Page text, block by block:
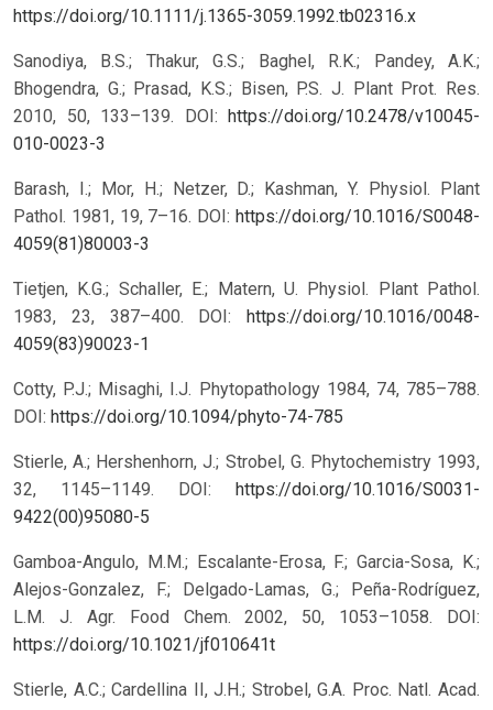
https://doi.org/10.1111/j.1365-3059.1992.tb02316.x
Sanodiya, B.S.; Thakur, G.S.; Baghel, R.K.; Pandey, A.K.;
Bhogendra, G.; Prasad, K.S.; Bisen, P.S. J. Plant Prot. Res.
2010, 50, 133–139. DOI: https://doi.org/10.2478/v10045-
010-0023-3
Barash, I.; Mor, H.; Netzer, D.; Kashman, Y. Physiol. Plant
Pathol. 1981, 19, 7–16. DOI: https://doi.org/10.1016/S0048-
4059(81)80003-3
Tietjen, K.G.; Schaller, E.; Matern, U. Physiol. Plant Pathol.
1983, 23, 387–400. DOI: https://doi.org/10.1016/0048-
4059(83)90023-1
Cotty, P.J.; Misaghi, I.J. Phytopathology 1984, 74, 785–788.
DOI: https://doi.org/10.1094/phyto-74-785
Stierle, A.; Hershenhorn, J.; Strobel, G. Phytochemistry 1993,
32, 1145–1149. DOI: https://doi.org/10.1016/S0031-
9422(00)95080-5
Gamboa-Angulo, M.M.; Escalante-Erosa, F.; Garcia-Sosa, K.;
Alejos-Gonzalez, F.; Delgado-Lamas, G.; Peña-Rodríguez,
L.M. J. Agr. Food Chem. 2002, 50, 1053–1058. DOI:
https://doi.org/10.1021/jf010641t
Stierle, A.C.; Cardellina II, J.H.; Strobel, G.A. Proc. Natl. Acad.